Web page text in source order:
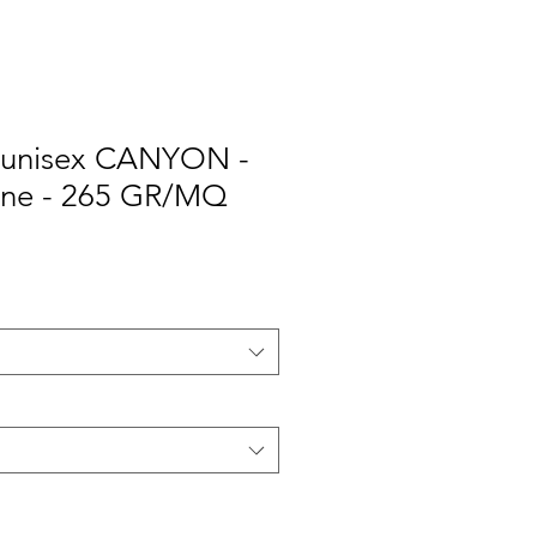
CANYON -
- 265 GR/MQ